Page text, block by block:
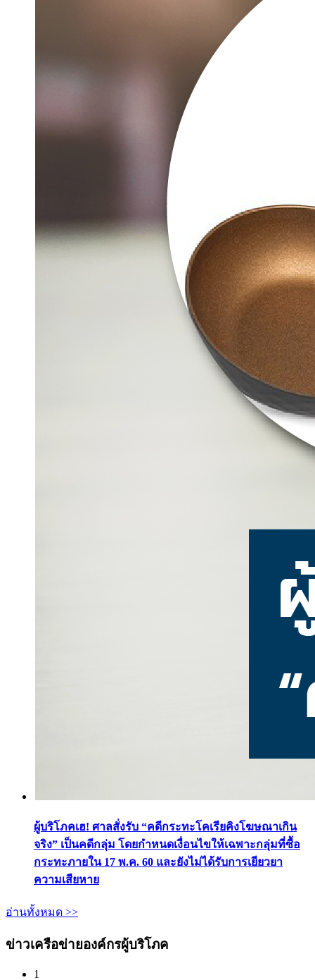
ผู้บริโภคเฮ! ศาลสั่งรับ “คดีกระทะโคเรียคิงโฆษณาเกิน
จริง” เป็นคดีกลุ่ม โดยกำหนดเงื่อนไขให้เฉพาะกลุ่มที่ซื้อ
กระทะภายใน 17 พ.ค. 60 และยังไม่ได้รับการเยียวยา
ความเสียหาย
อ่านทั้งหมด >>
ข่าวเครือข่ายองค์กรผู้บริโภค
1